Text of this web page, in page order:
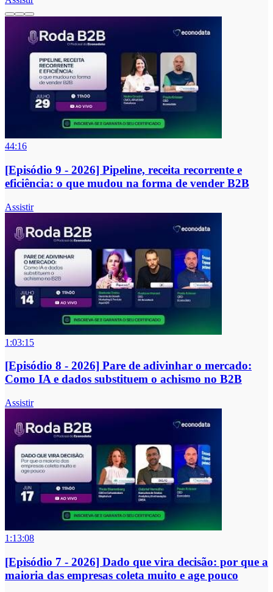
44:16
[Episódio 9 - 2026] Pipeline, receita recorrente e
eficiência: o que mudou na forma de vender B2B
Assistir
1:03:15
[Episódio 8 - 2026] Pare de adivinhar o mercado:
Como IA e dados substituem o achismo no B2B
Assistir
1:13:08
[Episódio 7 - 2026] Dado que vira decisão: por que a
maioria das empresas coleta muito e age pouco